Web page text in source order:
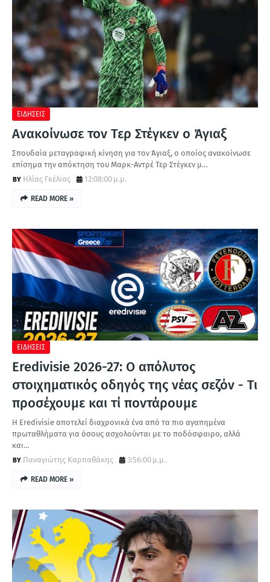
ΕΙΔΗΣΕΙΣ
Ανακοίνωσε τον Τερ Στέγκεν ο Άγιαξ
Σπουδαία μεταγραφική κίνηση για τον Άγιαξ, ο οποίος ανακοίνωσε
επίσημα την απόκτηση του Μαρκ-Αντρέ Τερ Στέγκεν μ…
Ηλίας Γκέλιας
12:08:00 μ.μ.
READ MORE »
ΕΙΔΗΣΕΙΣ
Eredivisie 2026-27: Ο απόλυτος
στοιχηματικός οδηγός της νέας σεζόν - Τι
προσέχουμε και τί ποντάρουμε
Η Eredivisie αποτελεί διαχρονικά ένα από τα πιο αγαπημένα
πρωταθλήματα για όσους ασχολούνται με το ποδόσφαιρο, αλλά
και…
Παναγιώτης Καρπαθάκης
3:56:00 μ.μ.
READ MORE »